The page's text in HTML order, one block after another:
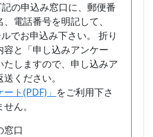
の申込み窓口に、郵便番
電話番号を明記して、
でお申込み下さい。 折り
容と「申し込みアンケー
たしますので、申し込みア
ください。
ト(PDF)」 をご利用下さ
ん。
窓口